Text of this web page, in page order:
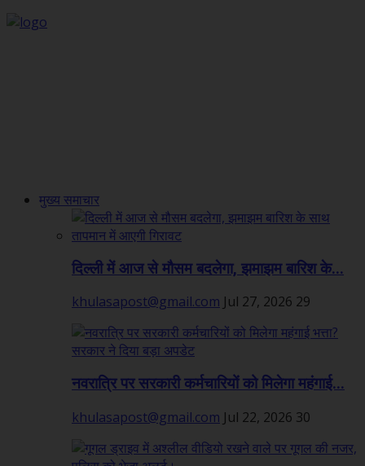
मुख्य समाचार
दिल्ली में आज से मौसम बदलेगा, झमाझम बारिश के...
khulasapost@gmail.com Jul 27, 2026 29
नवरात्रि पर सरकारी कर्मचारियों को मिलेगा महंगाई...
khulasapost@gmail.com Jul 22, 2026 30